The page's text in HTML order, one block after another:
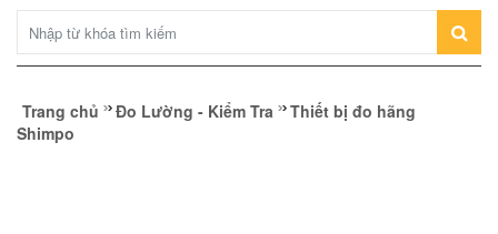
Trang chủ Đo Lường - Kiểm Tra
Thiết bị đo hãng
Shimpo